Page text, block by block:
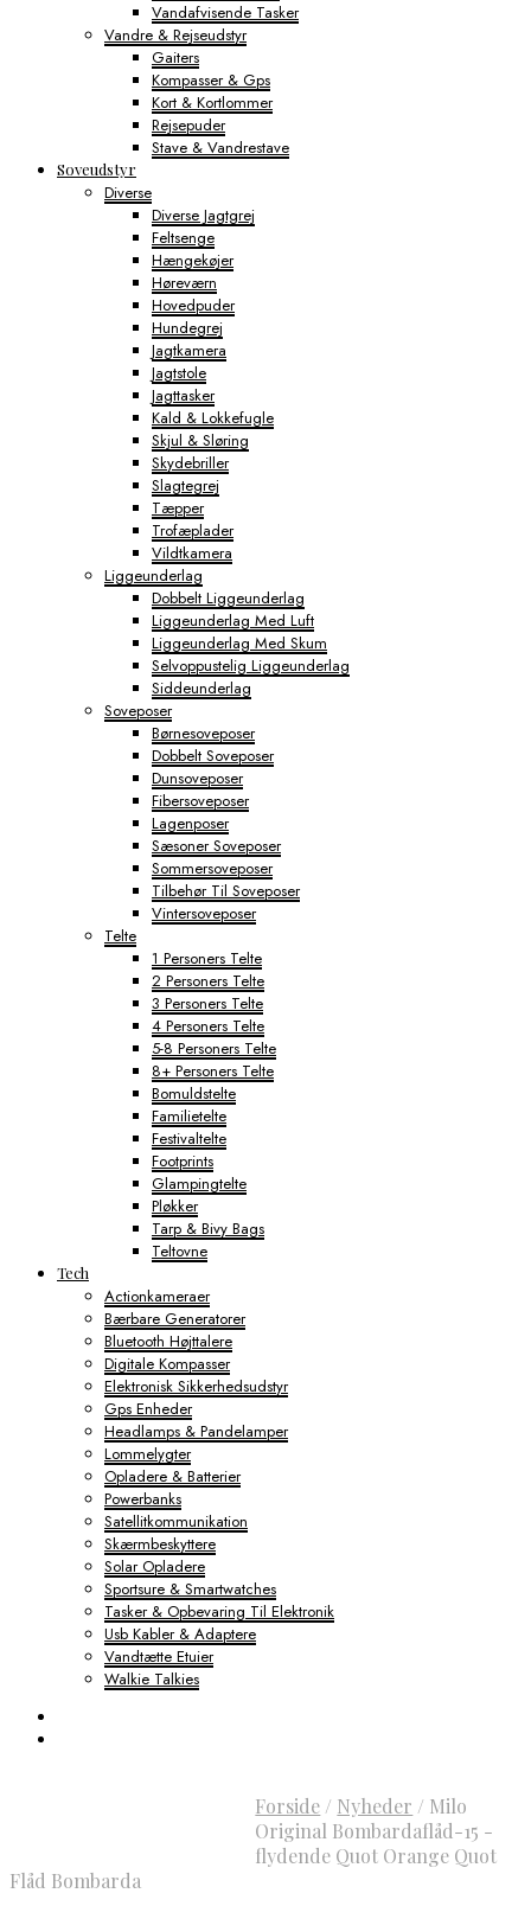
Vandafvisende Tasker
Vandre & Rejseudstyr
Gaiters
Kompasser & Gps
Kort & Kortlommer
Rejsepuder
Stave & Vandrestave
Soveudstyr
Diverse
Diverse Jagtgrej
Feltsenge
Hængekøjer
Høreværn
Hovedpuder
Hundegrej
Jagtkamera
Jagtstole
Jagttasker
Kald & Lokkefugle
Skjul & Sløring
Skydebriller
Slagtegrej
Tæpper
Trofæplader
Vildtkamera
Liggeunderlag
Dobbelt Liggeunderlag
Liggeunderlag Med Luft
Liggeunderlag Med Skum
Selvoppustelig Liggeunderlag
Siddeunderlag
Soveposer
Børnesoveposer
Dobbelt Soveposer
Dunsoveposer
Fibersoveposer
Lagenposer
Sæsoner Soveposer
Sommersoveposer
Tilbehør Til Soveposer
Vintersoveposer
Telte
1 Personers Telte
2 Personers Telte
3 Personers Telte
4 Personers Telte
5-8 Personers Telte
8+ Personers Telte
Bomuldstelte
Familietelte
Festivaltelte
Footprints
Glampingtelte
Pløkker
Tarp & Bivy Bags
Teltovne
Tech
Actionkameraer
Bærbare Generatorer
Bluetooth Højttalere
Digitale Kompasser
Elektronisk Sikkerhedsudstyr
Gps Enheder
Headlamps & Pandelamper
Lommelygter
Opladere & Batterier
Powerbanks
Satellitkommunikation
Skærmbeskyttere
Solar Opladere
Sportsure & Smartwatches
Tasker & Opbevaring Til Elektronik
Usb Kabler & Adaptere
Vandtætte Etuier
Walkie Talkies
Forside / Nyheder / Milo
Original Bombardaflåd-15 -
flydende Quot Orange Quot
Flåd Bombarda